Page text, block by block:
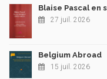
Blaise Pascal en
27 juil. 2026
Belgium Abroad
15 juil. 2026